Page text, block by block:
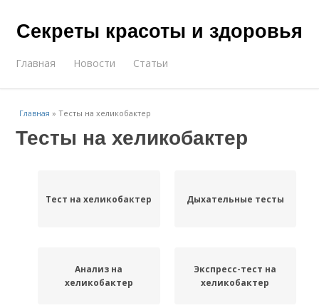
Секреты красоты и здоровья
Главная Новости Статьи
Главная »Тесты на хеликобактер
Тесты на хеликобактер
Тест на хеликобактер Дыхательные тесты
Анализ на
хеликобактер
Экспресс-тест на
хеликобактер